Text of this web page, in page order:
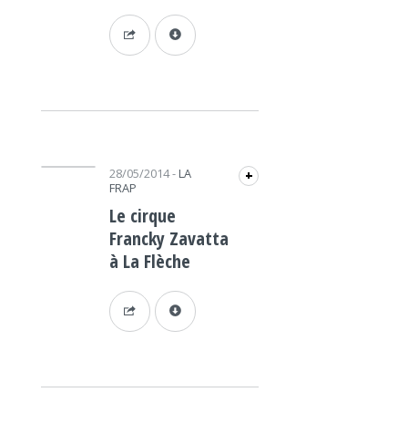
Lecteur audio 28/05/2014- LA
FRAP
+
Le cirque
Francky Zavatta
à La Flèche